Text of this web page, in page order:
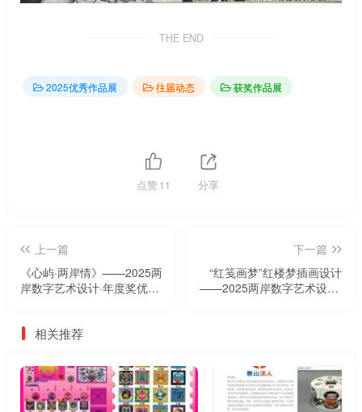
THE END
2025优秀作品展 往届动态 获奖作品展
点赞11 分享
上一篇
《心屿·两岸情》——2025两
岸数字艺术设计·年度奖优秀
下一篇
“红笺画梦”红楼梦插画设计
——2025两岸数字艺术设计·
相关推荐